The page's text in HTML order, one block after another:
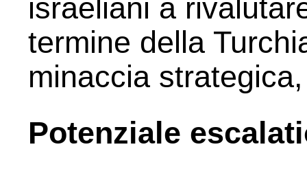
israeliani a
termine della
minaccia
Potenziale